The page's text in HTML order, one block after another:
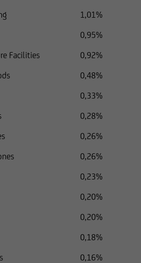
1,01%
0,95%
Facilities
0,92%
0,48%
0,33%
0,28%
0,26%
0,26%
0,23%
0,20%
0,20%
0,18%
0,16%